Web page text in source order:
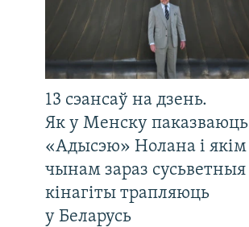
13 сэансаў на дзень.
Як у Менску паказваюць
«Адысэю» Нолана і якім
чынам зараз сусьветныя
кінагіты трапляюць
у Беларусь